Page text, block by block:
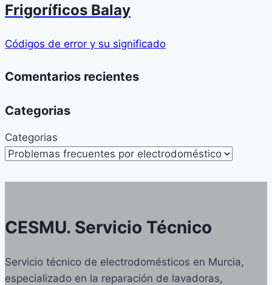
Frigoríficos Balay
Códigos de error y su significado
Comentarios recientes
Categorias
Categorias
CESMU. Servicio Técnico
Servicio técnico de electrodomésticos en Murcia,
especializado en la reparación de lavadoras,